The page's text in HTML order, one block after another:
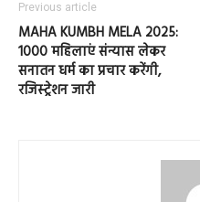
Previous article
MAHA KUMBH MELA 2025:
1000 महिलाएं संन्यास लेकर
सनातन धर्म का प्रचार करेंगी,
रजिस्ट्रेशन जारी